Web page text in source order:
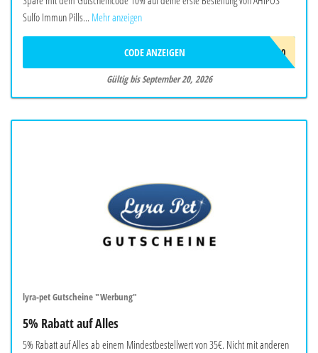
Sulfo Immun Pills... Mehr anzeigen
IMMUNBOOST10
CODE ANZEIGEN
Gültig bis September 20, 2026
lyra-pet Gutscheine "Werbung"
5% Rabatt auf Alles
5% Rabatt auf Alles ab einem Mindestbestellwert von 35€. Nicht mit anderen